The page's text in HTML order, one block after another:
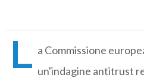
L a Commissione
un'indagine antitrust